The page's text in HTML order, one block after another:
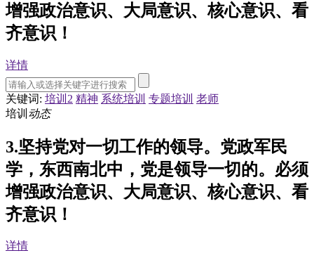
增强政治意识、大局意识、核心意识、看
齐意识！
详情
关键词: 培训2 精神 系统培训 专题培训 老师
培训 动态
3.坚持党对一切工作的领导。党政军民
学，东西南北中，党是领导一切的。必须
增强政治意识、大局意识、核心意识、看
齐意识！
详情